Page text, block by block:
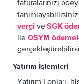
faturalarınızı
tanımlayabilirsiniz.
vergi ve SGK
ile ÖSYM
Yatırım İşlemleri
Yatırım Fonları,